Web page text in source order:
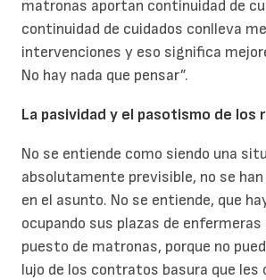
matronas aportan continuidad de
continuidad de cuidados conlleva
intervenciones y eso significa
No hay nada que pensar”.
La pasividad y el pasotismo de los
No se entiende como siendo una
absolutamente previsible, no se
en el asunto. No se entiende, que
ocupando sus plazas de enfermeras
puesto de matronas, porque no
lujo de los contratos basura que les